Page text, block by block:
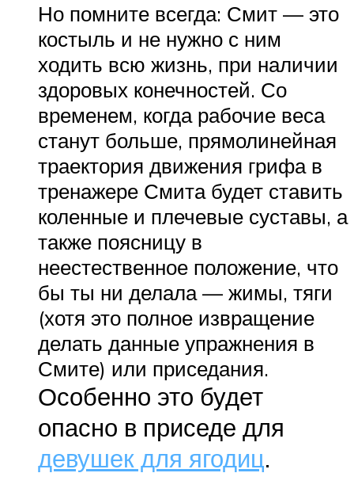
Но помните всегда: Смит — это
костыль и не нужно с ним
ходить всю жизнь, при наличии
здоровых конечностей. Со
временем, когда рабочие веса
станут больше, прямолинейная
траектория движения грифа в
тренажере Смита будет ставить
коленные и плечевые суставы, а
также поясницу в
неестественное положение, что
бы ты ни делала — жимы, тяги
(хотя это полное извращение
делать данные упражнения в
Смите) или приседания.
Особенно это будет
опасно в приседе для
девушек для ягодиц.